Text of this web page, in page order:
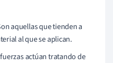
aquellas que tienden a
al que se aplican.
fuerzas actúan tratando de